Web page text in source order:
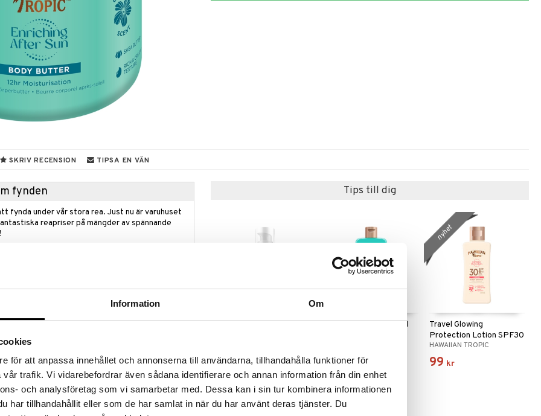
Information Om
för att anpassa innehållet och annonserna till användarna, tillhandahålla funktioner för
trafik. Vi vidarebefordrar även sådana identifierare och annan information från din enhet
och analysföretag som vi samarbetar med. Dessa kan i sin tur kombinera informationen
har tillhandahållit eller som de har samlat in när du har använt deras tjänster. Du
SKRIV RECENSION TIPSA EN VÄN
fynden
fynda under vår stora rea. Just nu är varuhuset
reapriser på mängder av spännande
på köpet!
produkter (ej travel size eller lipbalm) från
cm
automatiskt i kassan.
räcker.
Tips till dig
229 kr
Soothing After Sun Gel
129 kr
Travel Glowing
Protection Lotion SPF30
HAWAIIAN TROPIC
99 kr
nyhet